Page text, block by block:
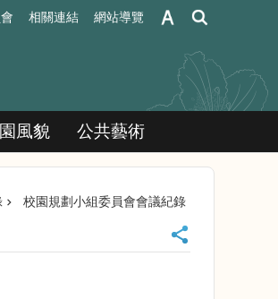
相關連結 網站導覽
風貌 公共藝術
校園規劃小組委員會會議紀錄